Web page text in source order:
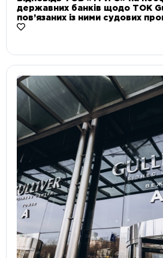
державних банків щодо ТОК
пов’язаних із ними судових